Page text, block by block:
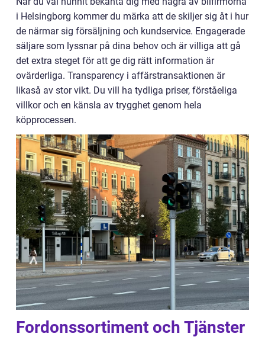
i Helsingborg kommer du märka att de skiljer sig åt i hur
de närmar sig försäljning och kundservice. Engagerade
säljare som lyssnar på dina behov och är villiga att gå
det extra steget för att ge dig rätt information är
ovärderliga. Transparency i affärstransaktionen är
likaså av stor vikt. Du vill ha tydliga priser, förståeliga
villkor och en känsla av trygghet genom hela
köpprocessen.
Fordonssortiment och Tjänster